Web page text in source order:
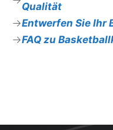
Qualität
Entwerfen Sie Ihr
FAQ zu